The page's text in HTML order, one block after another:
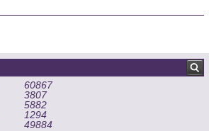
60867
3807
5882
1294
49884